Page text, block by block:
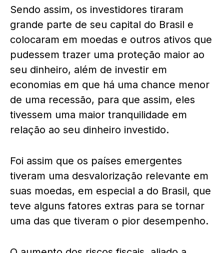
Sendo assim, os investidores tiraram
grande parte de seu capital do Brasil e
colocaram em moedas e outros ativos que
pudessem trazer uma proteção maior ao
seu dinheiro, além de investir em
economias em que há uma chance menor
de uma recessão, para que assim, eles
tivessem uma maior tranquilidade em
relação ao seu dinheiro investido.
Foi assim que os países emergentes
tiveram uma desvalorização relevante em
suas moedas, em especial a do Brasil, que
teve alguns fatores extras para se tornar
uma das que tiveram o pior desempenho.